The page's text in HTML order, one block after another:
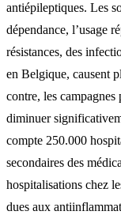
antiépileptiques. Les
dépendance, l’usage
résistances, des
en Belgique, causent
contre, les
diminuer
compte 250.000
secondaires des
hospitalisations chez
dues aux